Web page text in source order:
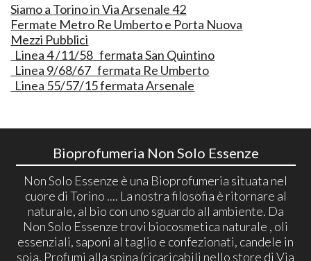
Siamo a Torino in Via Arsenale 42
Fermate Metro Re Umberto e Porta Nuova
Mezzi Pubblici
Linea 4 /11/58 fermata San Quintino
Linea 9/68/67 fermata Re Umberto
Linea 55/57/15 fermata Arsenale
Bioprofumeria Non Solo Essenze
Non Solo Essenze è una Bioprofumeria situata nel
cuore di Torino .... La nostra filosofia è ritornare al
naturale, al bio con uno sguardo all ambiente. Da
Non Solo Essenze trovi biocosmetica naturale , oli
essenziali, saponi al taglio e confezionati, candele in
soia, Profumi alla spina (ricaricabili nello store di Via